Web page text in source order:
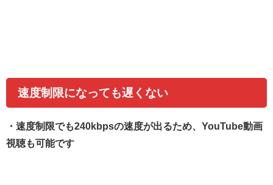
速度制限になっても遅くない
・ 速度制限でも240kbpsの速度が出るため、YouTube動画
視聴も可能です